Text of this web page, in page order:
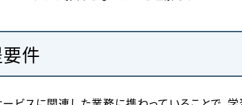
件